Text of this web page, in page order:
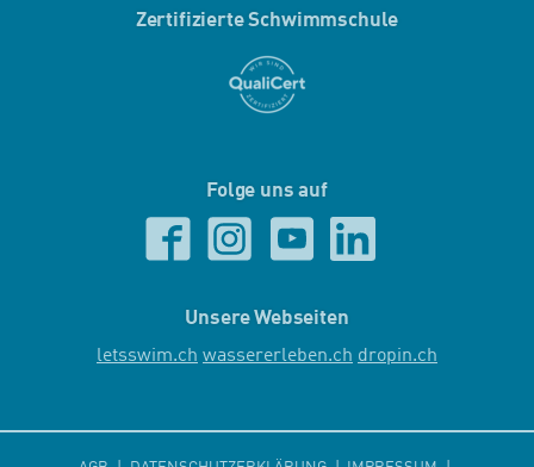
Zertifizierte Schwimmschule
Folge uns auf
Unsere Webseiten
letsswim.ch wassererleben.ch dropin.ch